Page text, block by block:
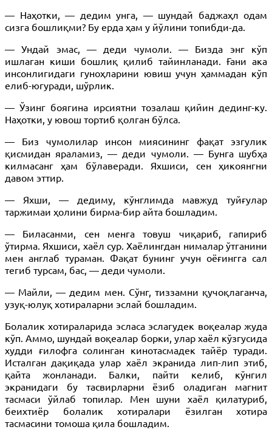
— Наҳотки, — дедим унга, — шундай баджаҳл одам
сизга бошлиқми? Бу ерда ҳам у йўлини топибди-да.
— Ундай эмас, — деди чумоли. — Бизда энг кўп
ишлаган киши бошлиқ қилиб тайинланади. Ғани ака
инсонлигидаги гуноҳларини ювиш учун ҳаммадан кўп
елиб-югуради, шўрлик.
— Ўзинг боягина ирсиятни тозалаш қийин дединг-ку.
Наҳотки, у ювош тортиб қолган бўлса.
— Биз чумолилар инсон миясининг фақат эзгулик
қисмидан яраламиз, — деди чумоли. — Бунга шубҳа
килмасанг ҳам бўлаверади. Яхшиси, сен ҳикоянгни
давом эттир.
— Яхши, — дедиму, кўнглимда мавжуд туйғулар
таржимаи ҳолини бирма-бир айта бошладим.
— Биласанми, сен менга товуш чиқариб, гапириб
ўтирма. Яхшиси, хаёл сур. Хаёлингдан нималар ўтганини
мен англаб тураман. Фақат бунинг учун оёғингга сал
тегиб турсам, бас, — деди чумоли.
— Майли, — дедим мен. Сўнг, тиззамни қучоқлаганча,
узуқ-юлуқ хотираларни эслай бошладим.
Болалик хотираларида эсласа эслагудек воқеалар жуда
кўп. Аммо, шундай воқеалар борки, улар хаёл кўзгусида
худди ғилофга солинган кинотасмадек тайёр туради.
Исталган дақиқада улар хаёл экранида лип-лип этиб,
қайта жонланади. Балки, пайти келиб, кўнгил
экранидаги бу тасвирларни ёзиб оладиган магнит
тасмаси ўйлаб топилар. Мен шуни хаёл қилатуриб,
беихтиёр болалик хотиралари ёзилган хотира
тасмасини томоша қила бошладим.